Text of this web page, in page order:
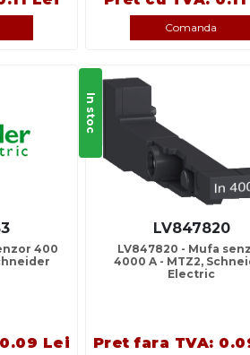
Comanda
400
Lei
In stoc
LV847820
LV847820 - Mufa
4000 A - MTZ2,
Electric
Pret fara TVA: